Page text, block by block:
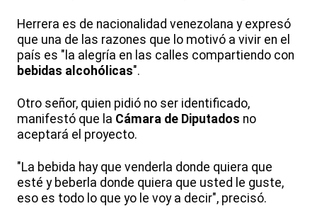
Herrera es de nacionalidad venezolana y expresó
que una de las razones que lo motivó a vivir en el
país es "la alegría en las calles compartiendo con
bebidas alcohólicas".
Otro señor, quien pidió no ser identificado,
manifestó que la Cámara de Diputados no
aceptará el proyecto.
"La bebida hay que venderla donde quiera que
esté y beberla donde quiera que usted le guste,
eso es todo lo que yo le voy a decir", precisó.